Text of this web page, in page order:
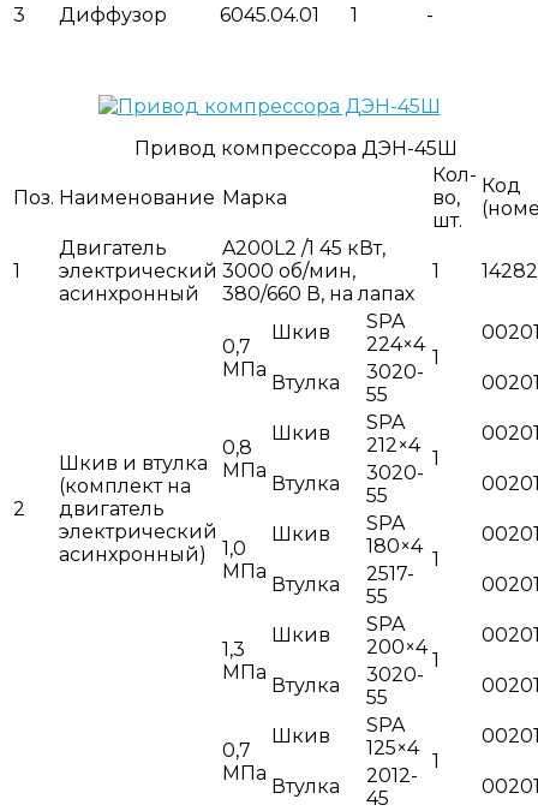
3 Диффузор 6045.04.01 1 -
Привод компрессора ДЭН-45Ш
Поз. Наименование Марка
Кол-
во,
шт.
Код
1
Двигатель
электрический
асинхронный
A200L2 /1 45 кВт,
3000 об/мин,
380/660 В, на лапах
1
2
Шкив и втулка
(комплект на
двигатель
электрический
асинхронный)
0,7
МПа
Шкив
SPA
224×4
1
Втулка
3020-
55
0,8
МПа
Шкив
SPA
212×4
1
Втулка
3020-
55
1,0
МПа
Шкив
SPA
180×4
1
Втулка
2517-
55
1,3
МПа
Шкив
SPA
200×4
1
Втулка
3020-
55
0,7
МПа
Шкив
SPA
125×4
1
Втулка
2012-
45